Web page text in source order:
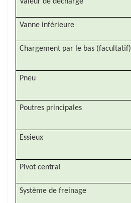
Valeur de décharge
Vanne inférieure
Chargement par le bas (facultatif)
Pneu
Poutres principales
Essieux
Pivot central
Système de freinage